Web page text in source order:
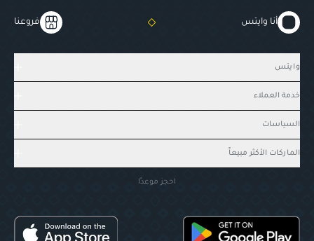
أنا وايتس فروعنا
وايتس
خدمة العملاء
السياسات
الماركات الأكثر مبيعاً
احجز موعدًا